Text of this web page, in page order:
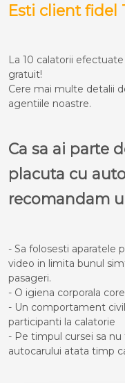
Esti client fidel
La 10 calatorii
gratuit!
Cere mai multe detalii
agentiile noastre.
Ca sa ai parte
placuta cu
recomandam
- Sa folosesti aparatele
video in limita bunul
pasageri.
- O igiena corporala
- Un comportament
participanti la calatorie
- Pe timpul cursei sa
autocarului atata timp